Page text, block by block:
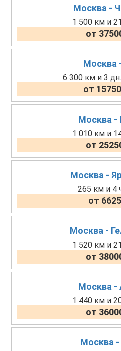
Москва -
1 500 км и
от
Москва
6 300 км и 3
от
Москва
1 010 км и
от
Москва -
265 км и 4
от
Москва -
1 520 км и
от
Москва -
1 440 км и
от
Москва